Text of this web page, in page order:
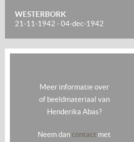
WESTERBORK
21-11-1942 -04-dec-1942
Meer informatie over
of beeldmateriaal van
Henderika Abas?
Neem dancontact met